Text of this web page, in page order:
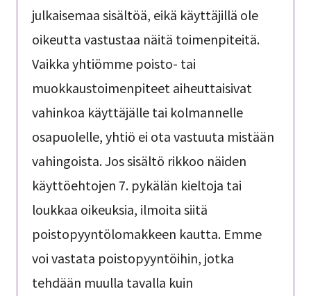
julkaisemaa sisältöä, eikä käyttäjillä ole
oikeutta vastustaa näitä toimenpiteitä.
Vaikka yhtiömme poisto- tai
muokkaustoimenpiteet aiheuttaisivat
vahinkoa käyttäjälle tai kolmannelle
osapuolelle, yhtiö ei ota vastuuta mistään
vahingoista. Jos sisältö rikkoo näiden
käyttöehtojen 7. pykälän kieltoja tai
loukkaa oikeuksia, ilmoita siitä
poistopyyntölomakkeen kautta. Emme
voi vastata poistopyyntöihin, jotka
tehdään muulla tavalla kuin